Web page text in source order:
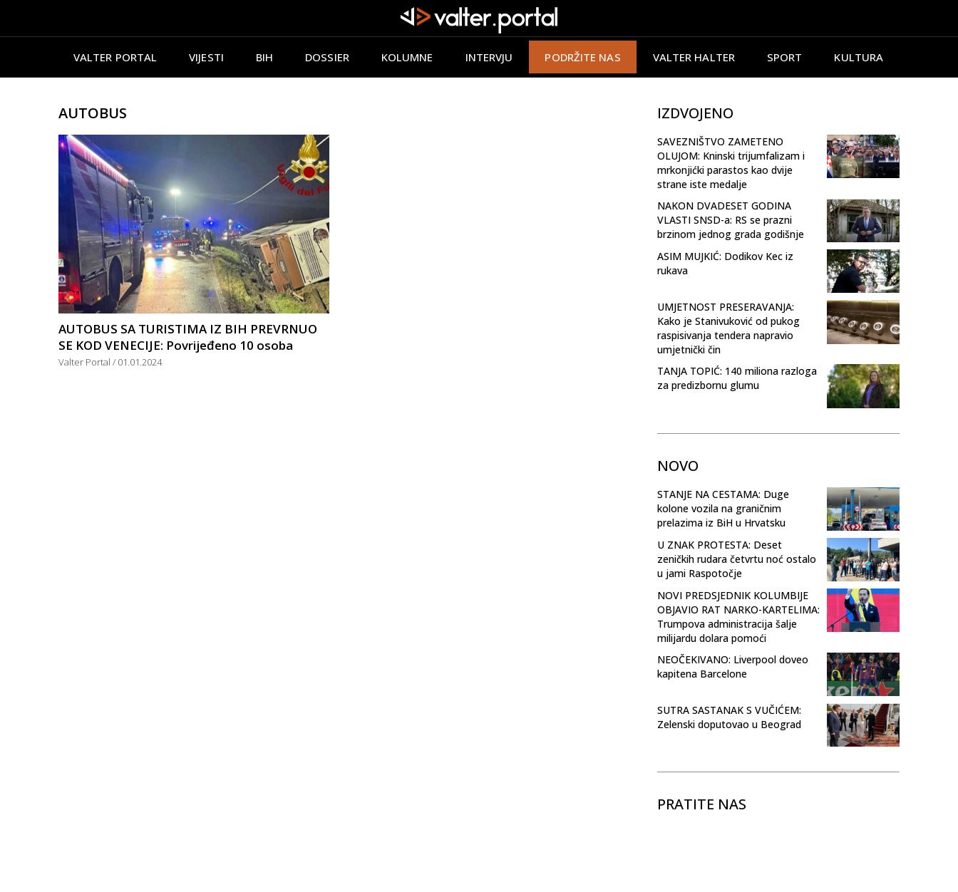
VALTER PORTAL VIJESTI BIH DOSSIER KOLUMNE INTERVJU PODRŽITE NAS VALTER HALTER SPORT KULTURA
AUTOBUS
AUTOBUS SA TURISTIMA IZ BIH PREVRNUO
SE KOD VENECIJE: Povrijeđeno 10 osoba
Valter Portal 01.01.2024
IZDVOJENO
SAVEZNIŠTVO ZAMETENO
OLUJOM: Kninski trijumfalizam i
mrkonjićki parastos kao dvije
strane iste medalje
NAKON DVADESET GODINA
VLASTI SNSD-a: RS se prazni
brzinom jednog grada godišnje
ASIM MUJKIĆ: Dodikov Kec iz
rukava
UMJETNOST PRESERAVANJA:
Kako je Stanivuković od pukog
raspisivanja tendera napravio
umjetnički čin
TANJA TOPIĆ: 140 miliona razloga
za predizbornu glumu
NOVO
STANJE NA CESTAMA: Duge
kolone vozila na graničnim
prelazima iz BiH u Hrvatsku
U ZNAK PROTESTA: Deset
zeničkih rudara četvrtu noć ostalo
u jami Raspotočje
NOVI PREDSJEDNIK KOLUMBIJE
OBJAVIO RAT NARKO-KARTELIMA:
Trumpova administracija šalje
milijardu dolara pomoći
NEOČEKIVANO: Liverpool doveo
kapitena Barcelone
SUTRA SASTANAK S VUČIĆEM:
Zelenski doputovao u Beograd
PRATITE NAS